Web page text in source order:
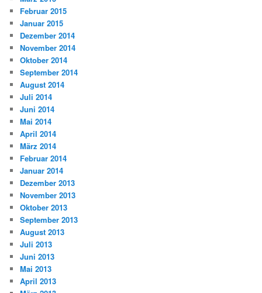
Februar 2015
Januar 2015
Dezember 2014
November 2014
Oktober 2014
September 2014
August 2014
Juli 2014
Juni 2014
Mai 2014
April 2014
März 2014
Februar 2014
Januar 2014
Dezember 2013
November 2013
Oktober 2013
September 2013
August 2013
Juli 2013
Juni 2013
Mai 2013
April 2013